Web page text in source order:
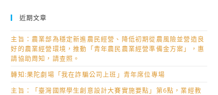
近期文章
主旨：農業部為穩定新進農民經營、降低初期從農風險並營造良
好的農業經營環境，推動「青年農民農業經營準備金方案」，惠
請協助周知，請查照。
轉知:果陀劇場「我在詐騙公司上班」青年席位專場
主旨：「臺灣國際學生創意設計大賽實施要點」第6點，業經教